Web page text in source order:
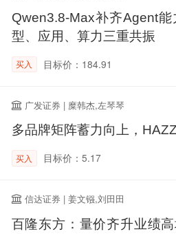
Qwen3.8-Max补齐Agent
型、应用、算力三重共振
买入 目标价：184.91
广发证券 | 糜韩杰,左琴琴
多品牌矩阵蓄力向上，
买入 目标价：5.17
信达证券 | 姜文镪,刘田田
百隆东方：量价齐升业绩